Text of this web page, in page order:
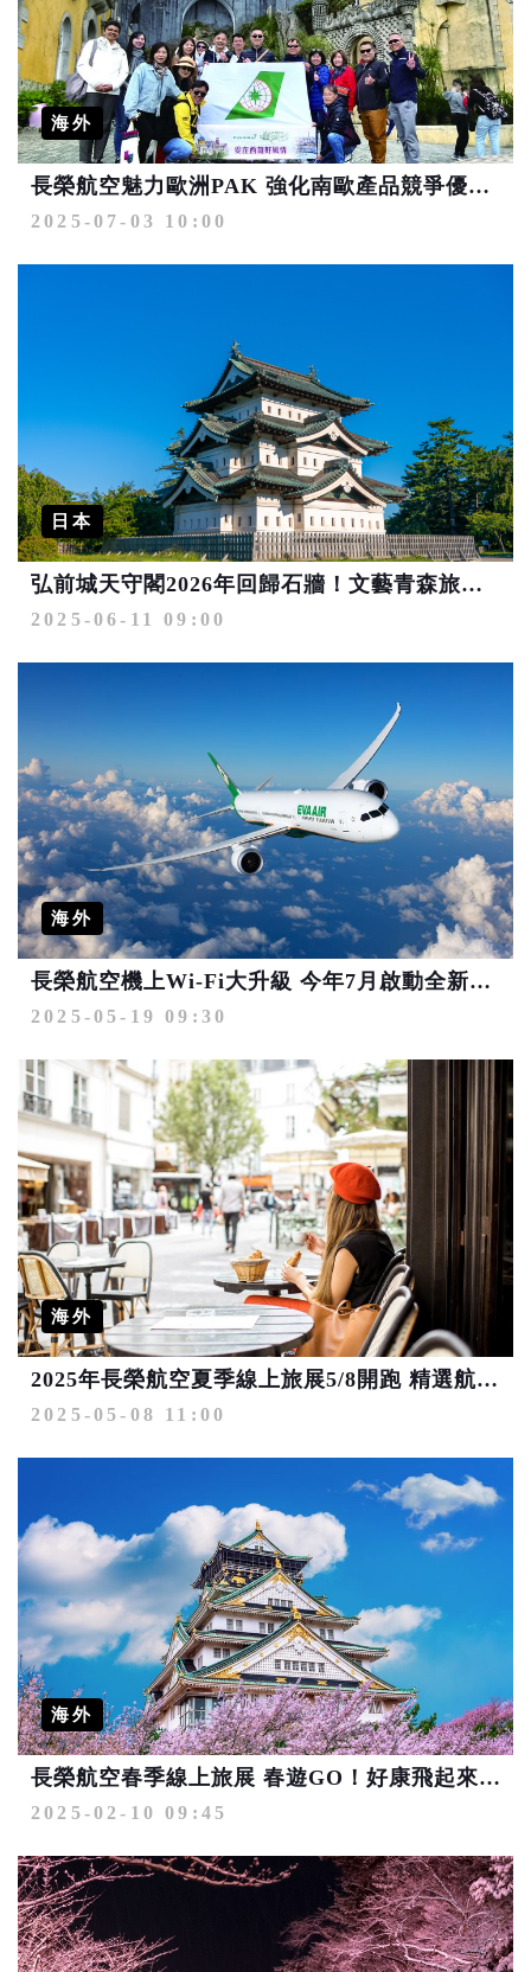
海外
長榮航空魅力歐洲PAK 強化南歐產品競爭優勢 深究西葡行旅品味再升級
2025-07-03 10:00
日本
弘前城天守閣2026年回歸石牆！文藝青森旅遊不容錯過
2025-06-11 09:00
海外
長榮航空機上Wi-Fi大升級 今年7月啟動全新免費上網服務
2025-05-19 09:30
海外
2025年長榮航空夏季線上旅展5/8開跑 精選航線最低3,230元起
2025-05-08 11:00
海外
長榮航空春季線上旅展 春遊GO！好康飛起來 最低4,802元起
2025-02-10 09:45